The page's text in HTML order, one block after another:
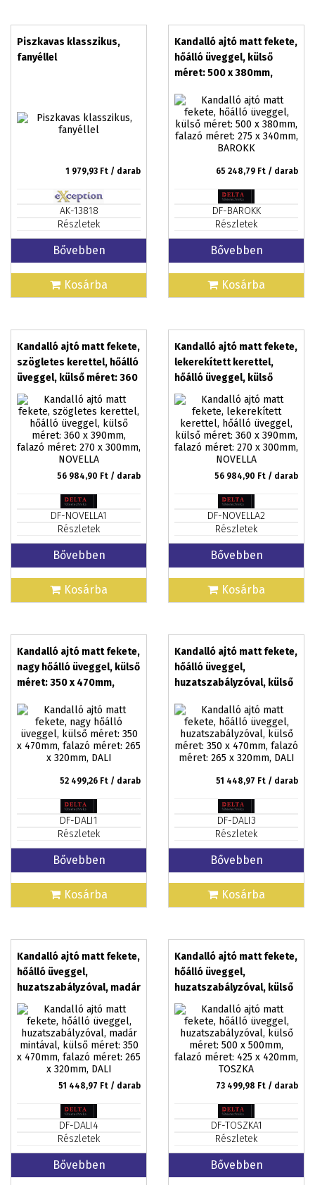
Piszkavas klasszikus,
fanyéllel
1 979,93 Ft / darab
AK-13818
Részletek
Bővebben
Kosárba
Kandalló ajtó matt fekete,
hőálló üveggel, külső
méret: 500 x 380mm,
340mm, BAROKK
65 248,79 Ft / darab
DF-BAROKK
Részletek
Bővebben
Kosárba
Kandalló ajtó matt fekete,
szögletes kerettel, hőálló
üveggel, külső méret: 360
x 390mm, falazó méret:
270 x 300mm, NOVELLA
56 984,90 Ft / darab
DF-NOVELLA1
Részletek
Bővebben
Kosárba
Kandalló ajtó matt fekete,
lekerekített kerettel,
hőálló üveggel, külső
méret: 360 x 390mm,
falazó méret: 270 x
300mm, NOVELLA
56 984,90 Ft / darab
DF-NOVELLA2
Részletek
Bővebben
Kosárba
Kandalló ajtó matt fekete,
nagy hőálló üveggel, külső
méret: 350 x 470mm,
320mm, DALI
52 499,26 Ft / darab
DF-DALI1
Részletek
Bővebben
Kosárba
Kandalló ajtó matt fekete,
hőálló üveggel,
huzatszabályzóval, külső
falazó méret: 265 x
320mm, DALI
51 448,97 Ft / darab
DF-DALI3
Részletek
Bővebben
Kosárba
Kandalló ajtó matt fekete,
hőálló üveggel,
huzatszabályzóval, madár
mintával, külső méret: 350
x 470mm, falazó méret:
265 x 320mm, DALI
51 448,97 Ft / darab
DF-DALI4
Részletek
Bővebben
Kandalló ajtó matt fekete,
hőálló üveggel,
huzatszabályzóval, külső
méret: 500 x 500mm,
falazó méret: 425 x
420mm, TOSZKA
73 499,98 Ft / darab
DF-TOSZKA1
Részletek
Bővebben